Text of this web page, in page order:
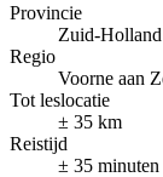
Provincie
Zuid-Holland
Regio
Voorne aan
Tot leslocatie
± 35 km
Reistijd
± 35 minuten